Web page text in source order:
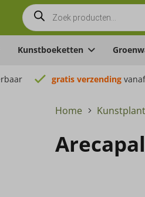
Producten
zoeken
Kunstboeketten
gratis verzending
Home